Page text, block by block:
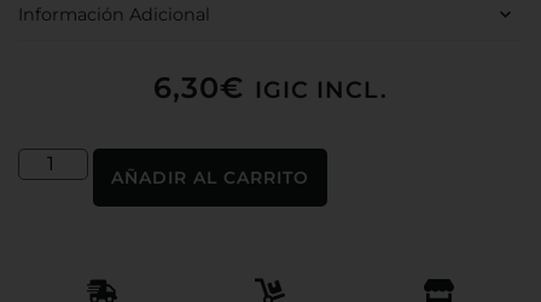
Información Adicional
6,30€ IGIC INCL.
AÑADIR AL CARRITO